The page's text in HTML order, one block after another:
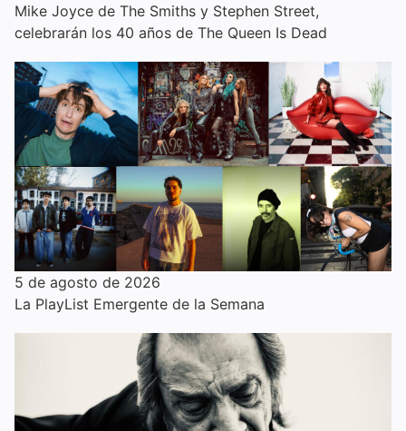
Mike Joyce de The Smiths y Stephen Street,
celebrarán los 40 años de The Queen Is Dead
5 de agosto de 2026
La PlayList Emergente de la Semana